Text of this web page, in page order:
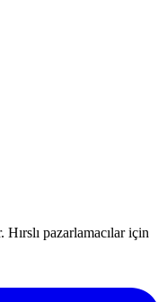
pazarlamacılar için